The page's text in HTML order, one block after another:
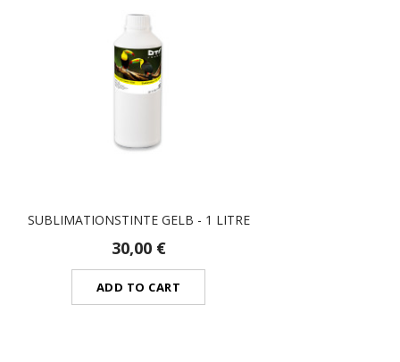
SUBLIMATIONSTINTE GELB - 1 LITRE
30,00 €
ADD TO CART